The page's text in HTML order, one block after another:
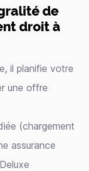
de
droit à
il planifie votre
une offre
(chargement
assurance